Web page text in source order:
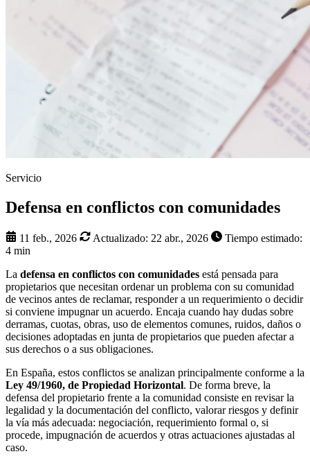
Servicio
Defensa en conflictos con comunidades
11 feb., 2026 Actualizado: 22 abr., 2026
Tiempo estimado:
4 min
La defensa en conflictos con comunidades está pensada para
propietarios que necesitan ordenar un problema con su comunidad
de vecinos antes de reclamar, responder a un requerimiento o decidir
si conviene impugnar un acuerdo. Encaja cuando hay dudas sobre
derramas, cuotas, obras, uso de elementos comunes, ruidos, daños o
decisiones adoptadas en junta de propietarios que pueden afectar a
sus derechos o a sus obligaciones.
En España, estos conflictos se analizan principalmente conforme a la
Ley 49/1960, de Propiedad Horizontal. De forma breve, la
defensa del propietario frente a la comunidad consiste en revisar la
legalidad y la documentación del conflicto, valorar riesgos y definir
la vía más adecuada: negociación, requerimiento formal o, si
procede, impugnación de acuerdos y otras actuaciones ajustadas al
caso.